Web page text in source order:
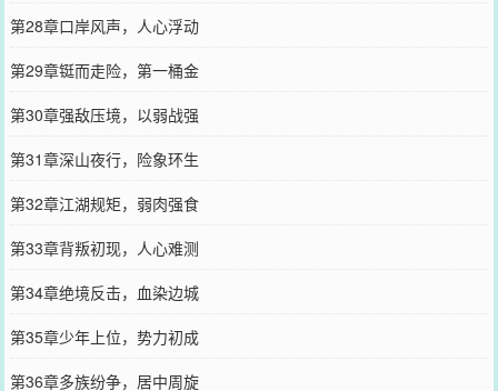
第28章口岸风声，人心浮动
第29章铤而走险，第一桶金
第30章强敌压境，以弱战强
第31章深山夜行，险象环生
第32章江湖规矩，弱肉强食
第33章背叛初现，人心难测
第34章绝境反击，血染边城
第35章少年上位，势力初成
第36章多族纷争，居中周旋